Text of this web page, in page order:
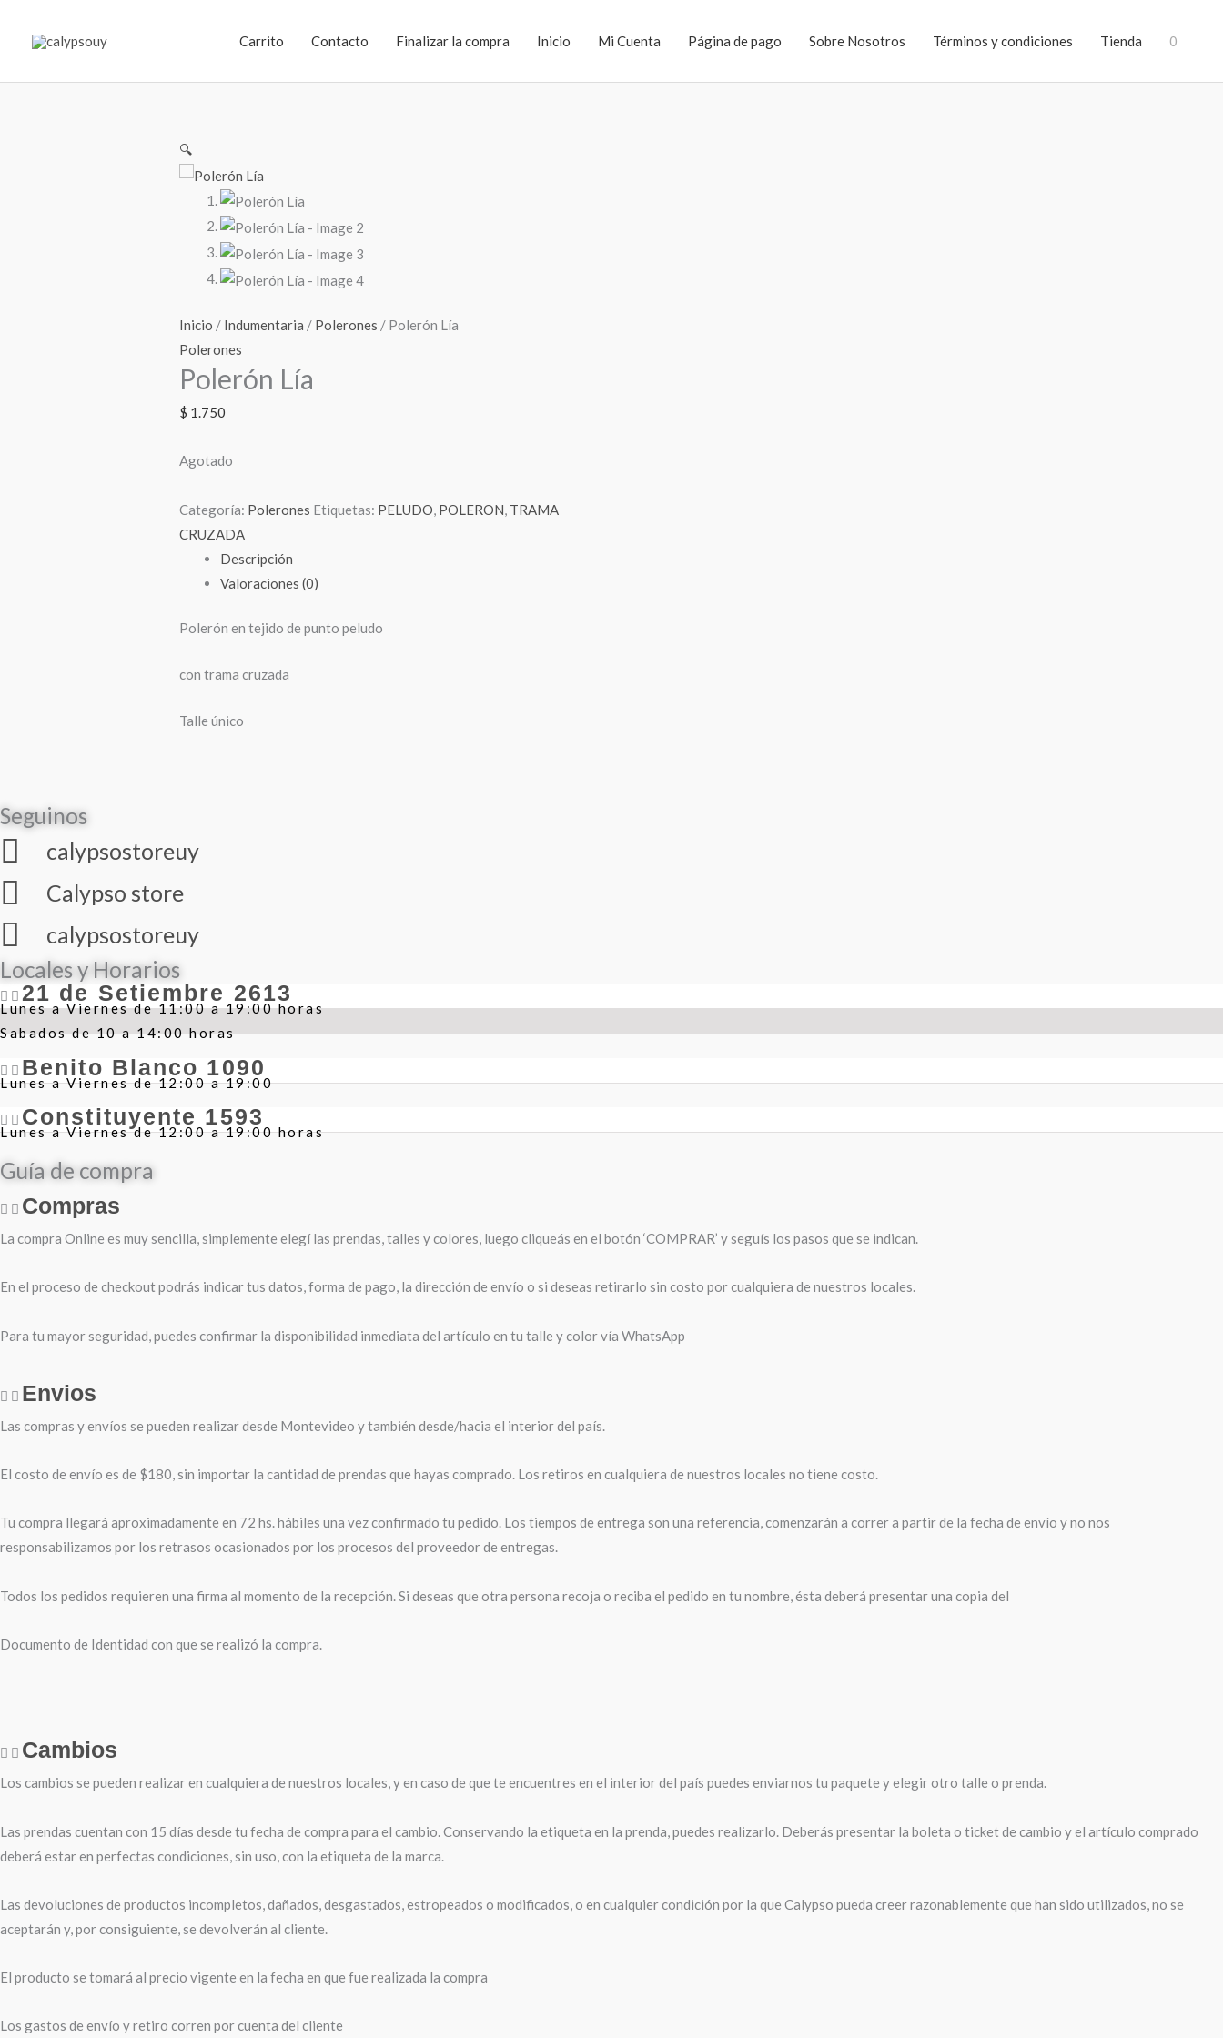
Carrito Contacto Finalizar la compra Inicio Mi Cuenta Página de pago Sobre Nosotros Términos y condiciones Tienda 0
🔍
Inicio / Indumentaria / Polerones / Polerón Lía
Polerones
Polerón Lía
$ 1.750
Agotado
Categoría: Polerones Etiquetas: PELUDO POLERON TRAMA
CRUZADA
Descripción
Valoraciones (0)
Polerón en tejido de punto peludo
con trama cruzada
Talle único
Seguinos
calypsostoreuy
Calypso store
calypsostoreuy
Locales y Horarios
21 de Setiembre 2613
Lunes a Viernes de 11:00 a 19:00 horas
Sabados de 10 a 14:00 horas
Benito Blanco 1090
Lunes a Viernes de 12:00 a 19:00
Constituyente 1593
Lunes a Viernes de 12:00 a 19:00 horas
Guía de compra
Compras
La compra Online es muy sencilla, simplemente elegí las prendas, talles y colores, luego cliqueás en el botón ‘COMPRAR’ y seguís los pasos que se indican.
En el proceso de checkout podrás indicar tus datos, forma de pago, la dirección de envío o si deseas retirarlo sin costo por cualquiera de nuestros locales.
Para tu mayor seguridad, puedes confirmar la disponibilidad inmediata del artículo en tu talle y color vía WhatsApp
Envios
Las compras y envíos se pueden realizar desde Montevideo y también desde/hacia el interior del país.
El costo de envío es de $180, sin importar la cantidad de prendas que hayas comprado. Los retiros en cualquiera de nuestros locales no tiene costo.
Tu compra llegará aproximadamente en 72 hs. hábiles una vez confirmado tu pedido. Los tiempos de entrega son una referencia, comenzarán a correr a partir de la fecha de envío y no nos
responsabilizamos por los retrasos ocasionados por los procesos del proveedor de entregas.
Todos los pedidos requieren una firma al momento de la recepción. Si deseas que otra persona recoja o reciba el pedido en tu nombre, ésta deberá presentar una copia del
Documento de Identidad con que se realizó la compra.
Cambios
Los cambios se pueden realizar en cualquiera de nuestros locales, y en caso de que te encuentres en el interior del país puedes enviarnos tu paquete y elegir otro talle o prenda.
Las prendas cuentan con 15 días desde tu fecha de compra para el cambio. Conservando la etiqueta en la prenda, puedes realizarlo. Deberás presentar la boleta o ticket de cambio y el artículo comprado
deberá estar en perfectas condiciones, sin uso, con la etiqueta de la marca.
Las devoluciones de productos incompletos, dañados, desgastados, estropeados o modificados, o en cualquier condición por la que Calypso pueda creer razonablemente que han sido utilizados, no se
aceptarán y, por consiguiente, se devolverán al cliente.
El producto se tomará al precio vigente en la fecha en que fue realizada la compra
Los gastos de envío y retiro corren por cuenta del cliente